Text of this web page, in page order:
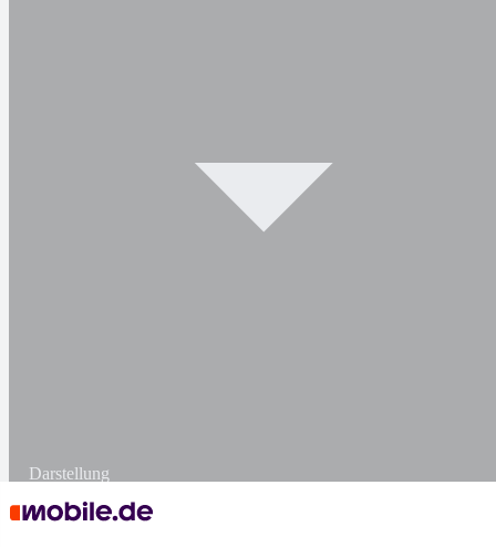
Darstellung